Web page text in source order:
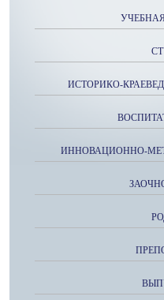
ИСТОРИКО-
ИННОВАЦИОННО-